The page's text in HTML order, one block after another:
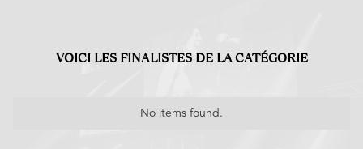
VOICI LES FINALISTES DE LA CATÉGORIE
No items found.